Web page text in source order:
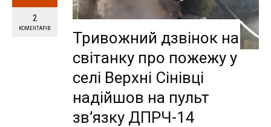
2
КОМЕНТАРІВ
Тривожний дзвінок на
світанку про пожежу у
селі Верхні Сінівці
надійшов на пульт
зв’язку ДПРЧ-14